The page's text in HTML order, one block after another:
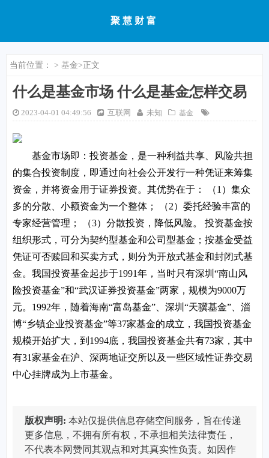
聚慧财富
当前位置： > 基金>正文
什么是基金市场 什么是基金怎样交易
2023-04-01 04:49:56 互联网 未知 基金
基金市场即：投资基金，是一种利益共享、风险共担
的集合投资制度，即通过向社会公开发行一种凭证来筹集
资金，并将资金用于证券投资。其优势在于： （1）集众
多的分散、小额资金为一个整体； （2）委托经验丰富的
专家经营管理； （3）分散投资，降低风险。 投资基金按
组织形式，可分为契约型基金和公司型基金；按基金受益
凭证可否赎回和买卖方式，则分为开放式基金和封闭式基
金。我国投资基金起步于1991年，当时只有深圳“南山风
险投资基金”和“武汉证券投资基金”两家，规模为9000万
元。1992年，随着海南“富岛基金”、深圳“天骥基金”、淄
博“乡镇企业投资基金”等37家基金的成立，我国投资基金
规模开始扩大，到1994底，我国投资基金共有73家，其中
有31家基金在沪、深两地证交所以及一些区域性证券交易
中心挂牌成为上市基金。
版权声明: 本站仅提供信息存储空间服务，旨在传递
更多信息，不拥有所有权，不承担相关法律责任，
不代表本网赞同其观点和对其真实性负责。如因作